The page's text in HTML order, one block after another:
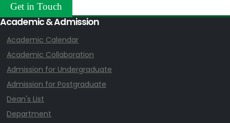
Get in Touch
Academic & Admission
Academic Calendar
Academic Collaboration
Admission for Undergraduate
Admission for Postgraduate
Dean's List
Department